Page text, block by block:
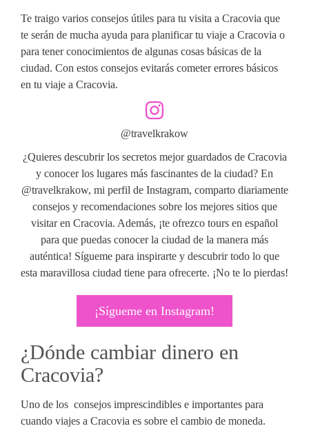
Te traigo varios consejos útiles para tu visita a Cracovia que
te serán de mucha ayuda para planificar tu viaje a Cracovia o
para tener conocimientos de algunas cosas básicas de la
ciudad. Con estos consejos evitarás cometer errores básicos
en tu viaje a Cracovia.
@travelkrakow
¿Quieres descubrir los secretos mejor guardados de Cracovia
y conocer los lugares más fascinantes de la ciudad? En
@travelkrakow, mi perfil de Instagram, comparto diariamente
consejos y recomendaciones sobre los mejores sitios que
visitar en Cracovia. Además, ¡te ofrezco tours en español
para que puedas conocer la ciudad de la manera más
auténtica! Sígueme para inspirarte y descubrir todo lo que
esta maravillosa ciudad tiene para ofrecerte. ¡No te lo pierdas!
¡Sígueme en Instagram!
¿Dónde cambiar dinero en
Cracovia?
Uno de los consejos imprescindibles e importantes para
cuando viajes a Cracovia es sobre el cambio de moneda.